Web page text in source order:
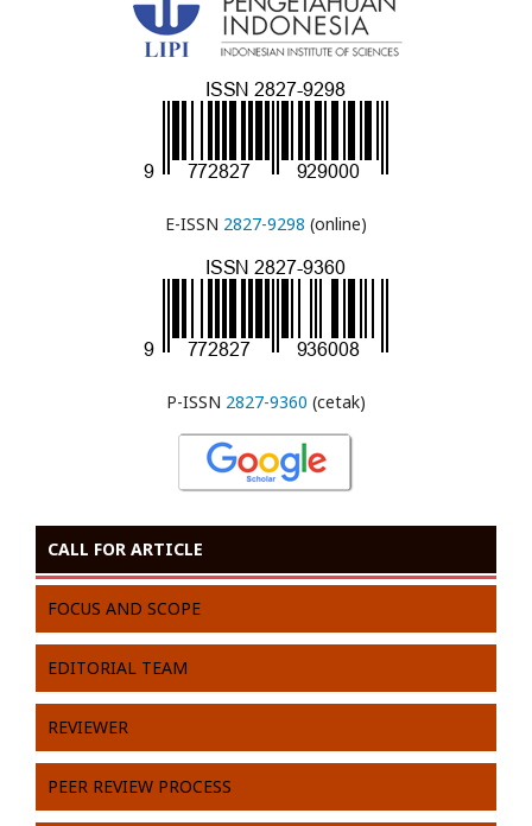
E-ISSN 2827-9298 (online)
P-ISSN 2827-9360 (cetak)
CALL FOR ARTICLE
FOCUS AND SCOPE
EDITORIAL TEAM
REVIEWER
PEER REVIEW PROCESS